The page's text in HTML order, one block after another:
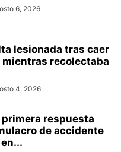
6, 2026
lesionada tras caer
mientras recolectaba
4, 2026
primera respuesta
de accidente